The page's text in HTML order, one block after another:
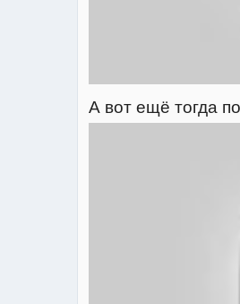
А вот ещё тогда